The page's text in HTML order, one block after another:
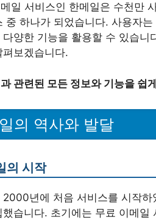
일 서비스인 한메일은 수천만
중 하나가 되었습니다. 사용자
다양한 기능을 활용할 수 있습
펴보겠습니다.
관련된 모든 정보와 기능을 쉽
의 역사와 발달
의 시작
2000년에 처음 서비스를 시작
했습니다. 초기에는 무료 이메